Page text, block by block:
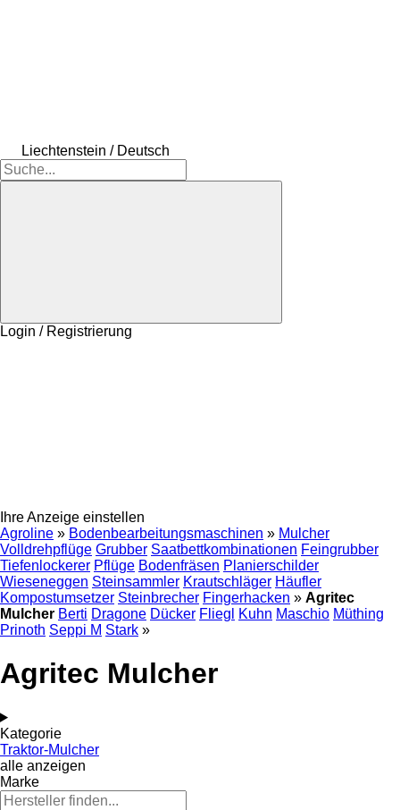
Liechtenstein / Deutsch
Login / Registrierung
Ihre Anzeige einstellen
Agroline » Bodenbearbeitungsmaschinen » Mulcher
Volldrehpflüge Grubber Saatbettkombinationen Feingrubber
Tiefenlockerer Pflüge Bodenfräsen Planierschilder
Wieseneggen Steinsammler Krautschläger Häufler
Kompostumsetzer Steinbrecher Fingerhacken » Agritec
Mulcher Berti Dragone Dücker Fliegl Kuhn Maschio Müthing
Prinoth Seppi M Stark »
Agritec Mulcher
Kategorie
Traktor-Mulcher
alle anzeigen
Marke